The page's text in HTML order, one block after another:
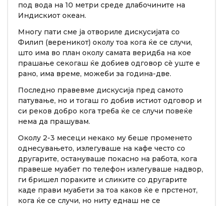
под вода на 10 метри среде длабочините на
Индискиот океан.
Многу пати сме ја отвориле дискусијата со
Филип (вереникот) околу тоа кога ќе се случи,
што има во план околу самата веридба на кое
прашање секогаш ќе добиев одговор сè уште е
рано, има време, можеби за година-две.
Последно правевме дискусија пред самото
патување, но и тогаш го добив истиот одговор и
си реков добро кога треба ќе се случи повеќе
нема да прашувам.
Околу 2-3 месеци некако му беше променето
однесувањето, излегуваше на кафе често со
другарите, остануваше покасно на работа, кога
правеше муабет по телефон излегуваше надвор,
ги бришел пораките и сликите со другарите
каде прави муабети за тоа каков ќе е прстенот,
кога ќе се случи, но ниту еднаш не се